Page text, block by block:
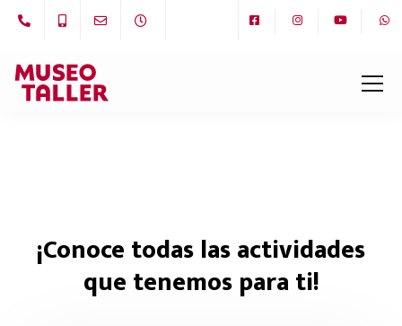
¡Conoce todas las actividades
que tenemos para ti!